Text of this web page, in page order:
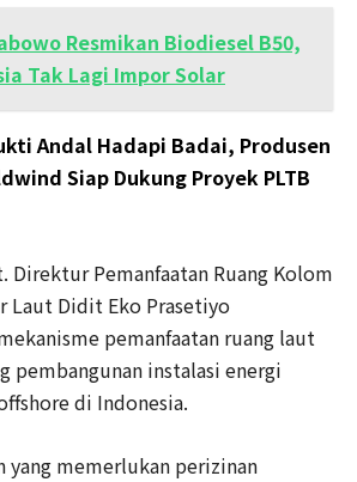
Resmikan Biodiesel B50,
Tak Lagi Impor Solar
Andal Hadapi Badai, Produsen
Siap Dukung Proyek PLTB
Direktur Pemanfaatan Ruang Kolom
Laut Didit Eko Prasetiyo
pemanfaatan ruang laut
pembangunan instalasi energi
di Indonesia.
yang memerlukan perizinan